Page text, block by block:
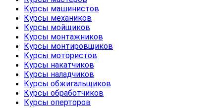
Курсы машинистов
Курсы механиков
Курсы мойщиков
Курсы монтажников
Курсы монтировщиков
Курсы мотористов
Курсы накатчиков
Курсы наладчиков
Курсы обжигальщиков
Курсы обработчиков
Курсы оперторов